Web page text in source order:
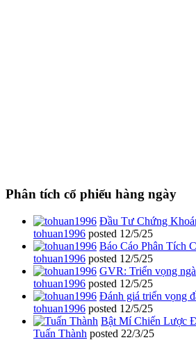
Phân tích cổ phiếu hàng ngày
Đầu Tư Chứng
tohuan1996 posted 12/5/25
Báo Cáo Phân Tích
tohuan1996 posted 12/5/25
GVR: Triển vọng
tohuan1996 posted 12/5/25
Đánh giá triển vọng
tohuan1996 posted 12/5/25
Bật Mí Chiến Lược
Tuấn Thành posted 22/3/25